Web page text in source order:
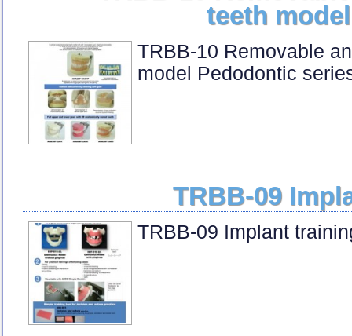
teeth
TRBB-10 Removable
model Pedodontic
TRBB-09
TRBB-09 Implant